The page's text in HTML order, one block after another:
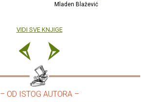
Mladen Blažević
VIDI SVE KNJIGE
– OD ISTOG AUTORA –